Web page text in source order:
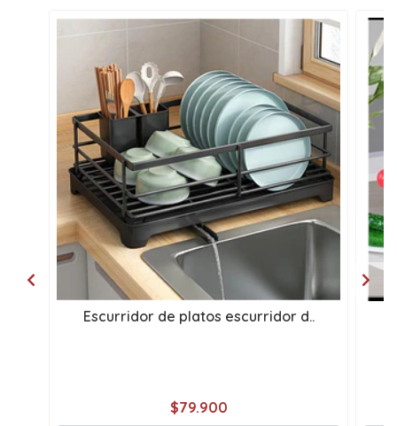
Escurridor de platos escurridor d..
$79.900